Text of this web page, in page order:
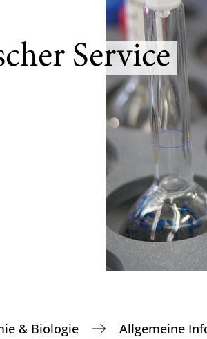
Service
& Biologie Allgemeine